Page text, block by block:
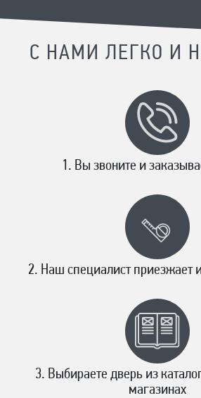
С НАМИ ЛЕГКО И
Вы звоните и
Наш специалист приезжает
Выбираете дверь из
магазинах